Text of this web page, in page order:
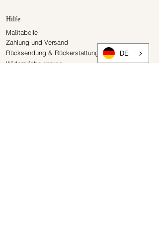
Hilfe
Maßtabelle
Zahlung und Versand
Rücksendung & Rückerstattung
Widerrufsbelehrung
DE